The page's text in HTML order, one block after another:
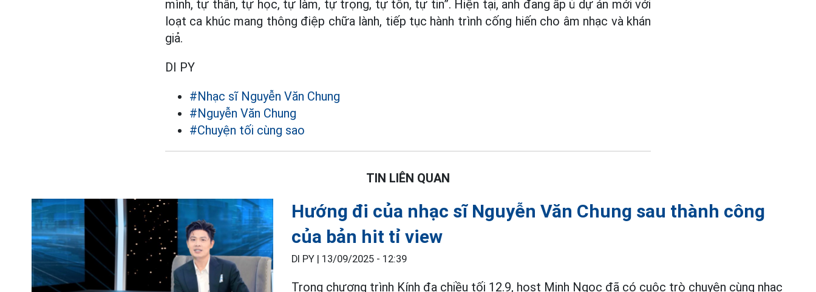
mình, tự thân, tự học, tự làm, tự trọng, tự tôn, tự tin”. Hiện tại, anh đang ấp ủ dự án mới với
loạt ca khúc mang thông điệp chữa lành, tiếp tục hành trình cống hiến cho âm nhạc và khán
giả.
DI PY
#Nhạc sĩ Nguyễn Văn Chung
#Nguyễn Văn Chung
#Chuyện tối cùng sao
TIN LIÊN QUAN
Hướng đi của nhạc sĩ Nguyễn Văn Chung sau thành công
của bản hit tỉ view
DI PY | 13/09/2025 - 12:39
Trong chương trình Kính đa chiều tối 12.9, host Minh Ngọc đã có cuộc trò chuyện cùng nhạc